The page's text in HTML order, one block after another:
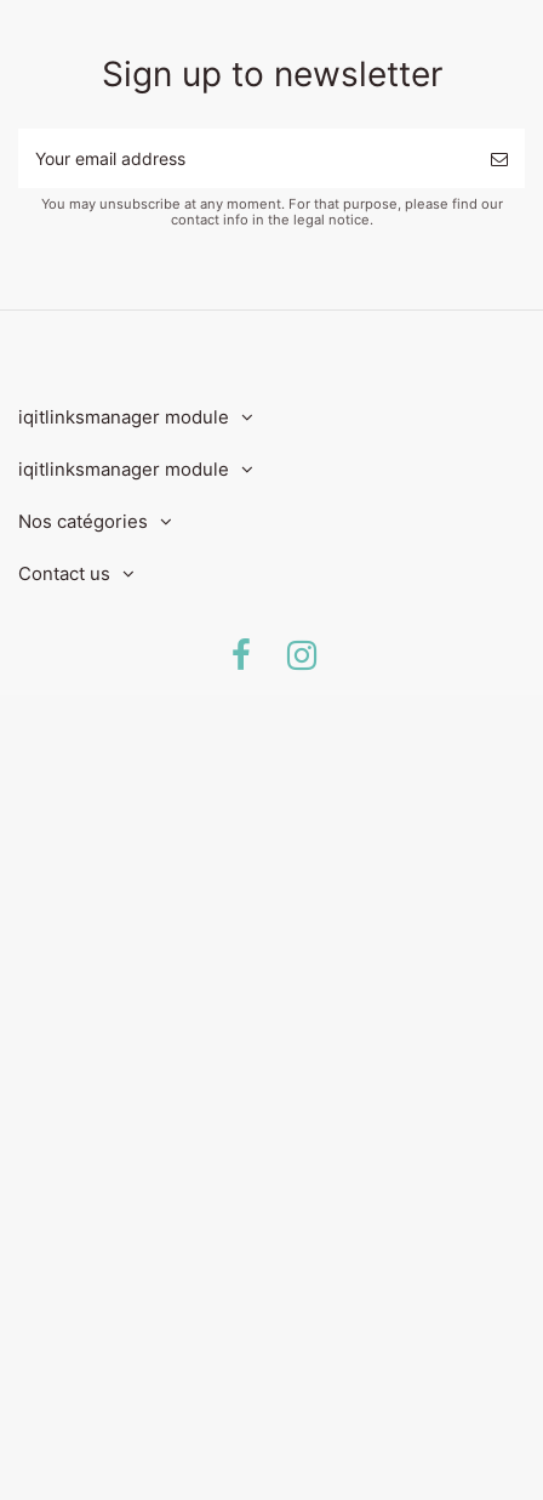
Sign up to newsletter
You may unsubscribe at any moment. For that purpose, please find our
contact info in the legal notice.
iqitlinksmanager module
iqitlinksmanager module
Nos catégories
Contact us